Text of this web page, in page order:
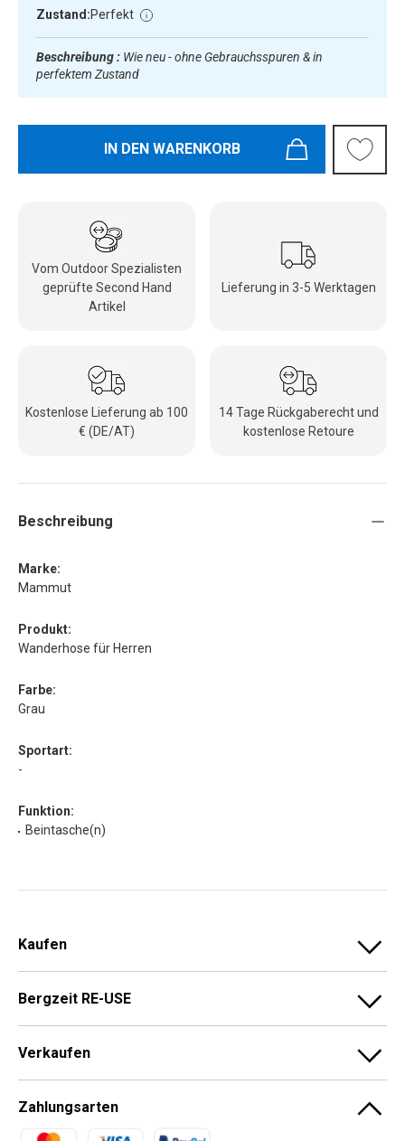
Zustand:Perfekt
Beschreibung : Wie neu - ohne Gebrauchsspuren & in
perfektem Zustand
IN DEN WARENKORB
Vom Outdoor Spezialisten
geprüfte Second Hand
Artikel
Lieferung in 3-5 Werktagen
Kostenlose Lieferung ab 100
€ (DE/AT)
14 Tage Rückgaberecht und
kostenlose Retoure
Beschreibung
Marke:
Mammut
Produkt:
Wanderhose für Herren
Farbe:
Grau
Sportart:
-
Funktion:
Beintasche(n)
Kaufen
Bergzeit RE-USE
Verkaufen
Zahlungsarten
Zahlungsmethoden